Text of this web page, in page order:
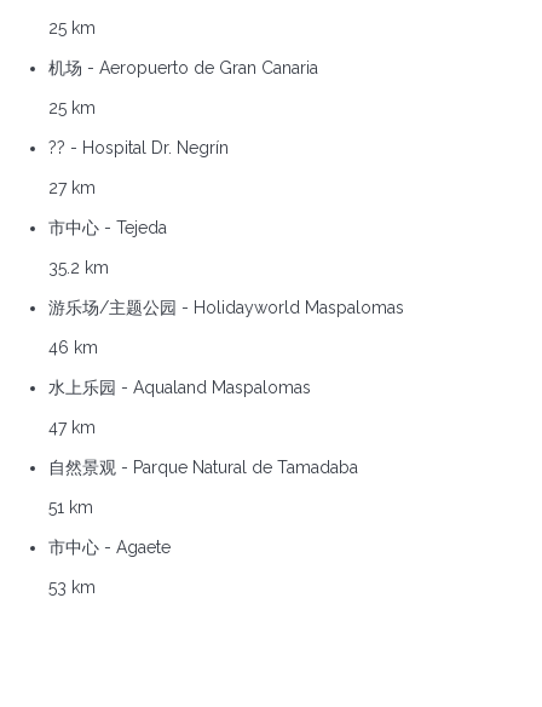
25 km
机场 - Aeropuerto de Gran Canaria
25 km
?? - Hospital Dr. Negrín
27 km
市中心 - Tejeda
35.2 km
游乐场/主题公园 - Holidayworld Maspalomas
46 km
水上乐园 - Aqualand Maspalomas
47 km
自然景观 - Parque Natural de Tamadaba
51 km
市中心 - Agaete
53 km